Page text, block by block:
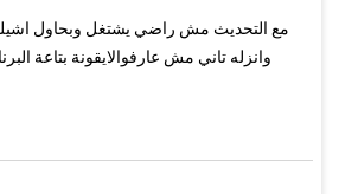
وانزله تاني مش عارفوالايقونة بتاعة